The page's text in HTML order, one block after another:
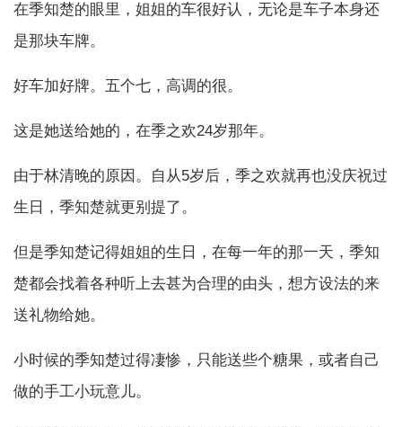
在季知楚的眼里，姐姐的车很好认，无论是车子本身还
是那块车牌。
好车加好牌。五个七，高调的很。
这是她送给她的，在季之欢24岁那年。
由于林清晚的原因。自从5岁后，季之欢就再也没庆祝过
生日，季知楚就更别提了。
但是季知楚记得姐姐的生日，在每一年的那一天，季知
楚都会找着各种听上去甚为合理的由头，想方设法的来
送礼物给她。
小时候的季知楚过得凄惨，只能送些个糖果，或者自己
做的手工小玩意儿。